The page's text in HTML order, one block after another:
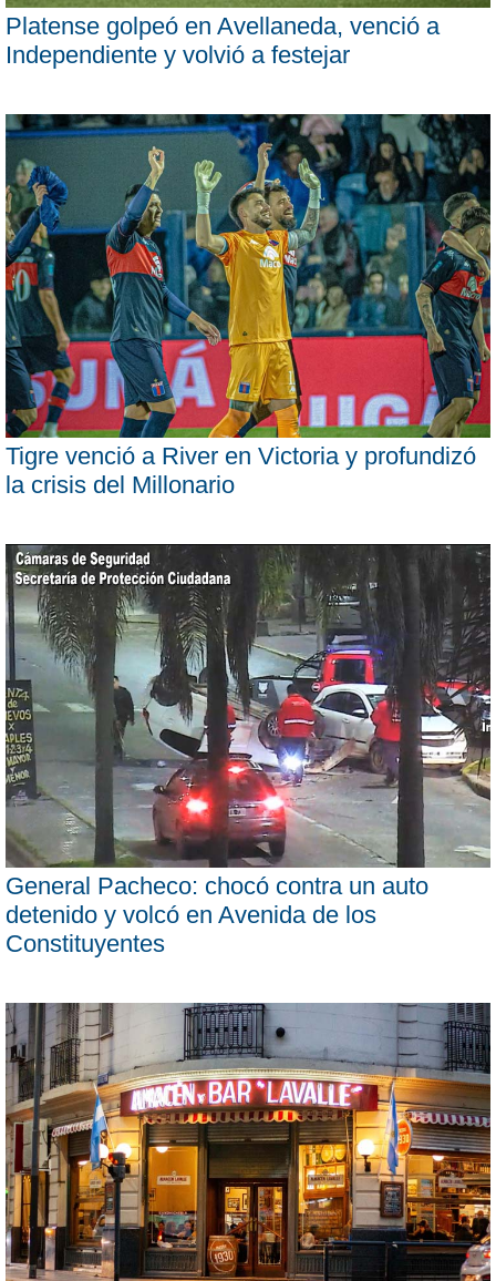
Platense golpeó en Avellaneda, venció a
Independiente y volvió a festejar
Tigre venció a River en Victoria y profundizó
la crisis del Millonario
General Pacheco: chocó contra un auto
detenido y volcó en Avenida de los
Constituyentes